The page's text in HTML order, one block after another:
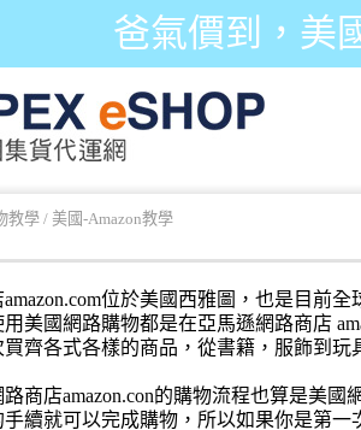
爸氣價到，美
教學 / 美國-Amazon教學
位於美國西雅圖，也是目前
美國網路購物都是在亞馬遜網路商店
齊各式各樣的商品，從書籍，服飾到玩
商店amazon.con的購物流程也算是美國
續就可以完成購物，所以如果你是第